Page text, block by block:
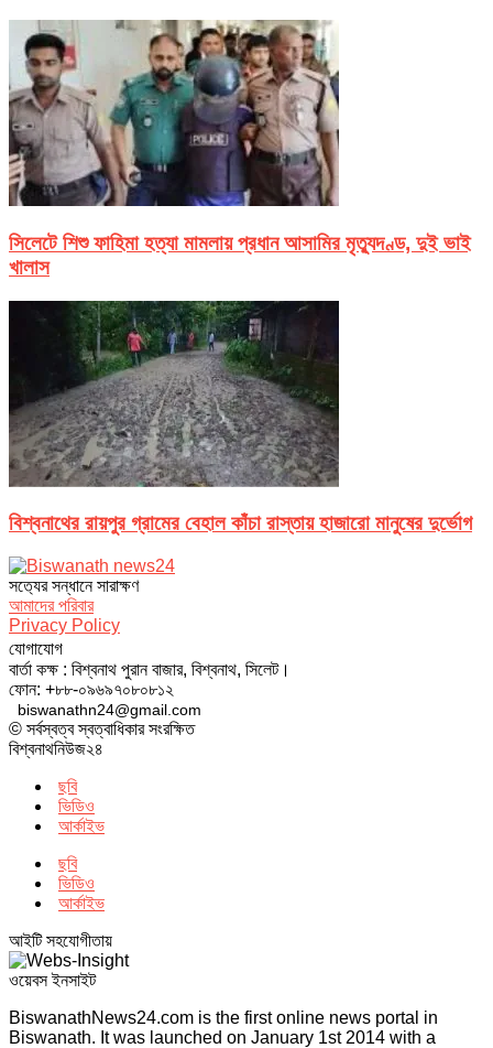
সিলেটে শিশু ফাহিমা হত্যা মামলায় প্রধান আসামির মৃত্যুদণ্ড, দুই ভাই
খালাস
বিশ্বনাথের রায়পুর গ্রামের বেহাল কাঁচা রাস্তায় হাজারো মানুষের দুর্ভোগ
সত‌্যের সন্ধানে সারাক্ষণ
আমাদের পরিবার
Privacy Policy
যোগাযোগ
বার্তা কক্ষ : বিশ্বনাথ পুরান বাজার, বিশ্বনাথ, সিলেট।
ফোন: +৮৮-০৯৬৯৭০৮০৮১২
biswanathn24@gmail.com
© সর্বস্বত্ব স্বত্বাধিকার সংরক্ষিত
বিশ্বনাথনিউজ২৪
ছবি
ভিডিও
আর্কাইভ
ছবি
ভিডিও
আর্কাইভ
আইটি সহযোগীতায়
ওয়েবস ইনসাইট
BiswanathNews24.com is the first online news portal in
Biswanath. It was launched on January 1st 2014 with a